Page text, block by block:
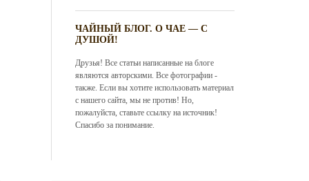
ЧАЙНЫЙ БЛОГ. О ЧАЕ — С
ДУШОЙ!
Друзья! Все статьи написанные на блоге
являются авторскими. Все фотографии -
также. Если вы хотите использовать материал
с нашего сайта, мы не против! Но,
пожалуйста, ставьте ссылку на источник!
Спасибо за понимание.